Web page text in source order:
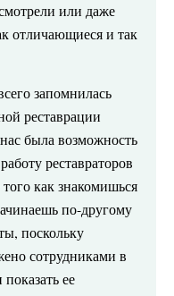
или даже
отличающиеся и так
запомнилась
реставрации
была возможность
реставраторов
как знакомишься
по-другому
поскольку
сотрудниками в
ее